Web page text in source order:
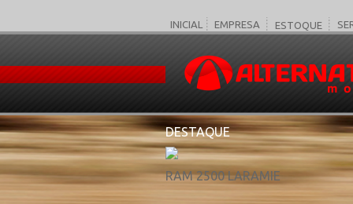
INICIAL EMPRESA ESTOQUE
DESTAQUE
RAM 2500 LARAMIE